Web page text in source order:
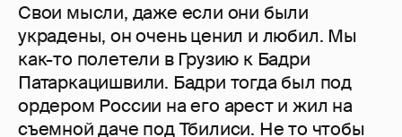
Свои мысли, даже если они были
украдены, он очень ценил и любил. Мы
как-то полетели в Грузию к Бадри
Патаркацишвили. Бадри тогда был под
ордером России на его арест и жил на
съемной даче под Тбилиси. Не то чтобы